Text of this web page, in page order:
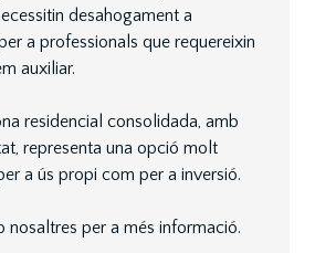
desahogament a
a professionals que requereixin
auxiliar.
residencial consolidada, amb
representa una opció molt
a ús propi com per a inversió.
nosaltres per a més informació.